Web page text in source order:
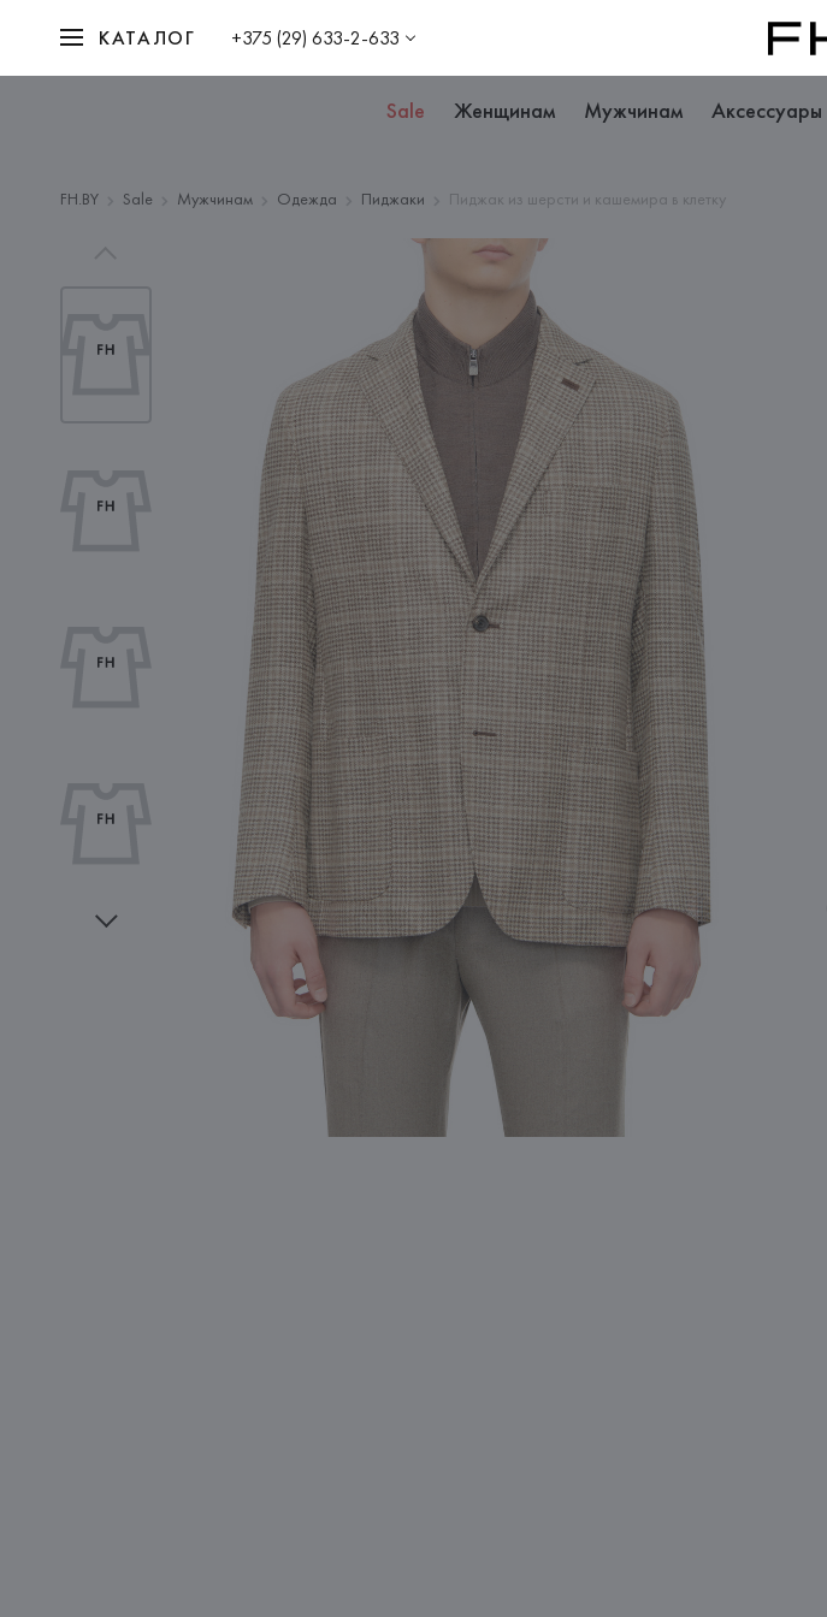
КАТАЛОГ +375 (29) 633-2-633
Sale Женщинам Мужчинам Аксессуары
FH.BY Sale Мужчинам Одежда Пиджаки Пиджак из шерсти и кашемира в клетку